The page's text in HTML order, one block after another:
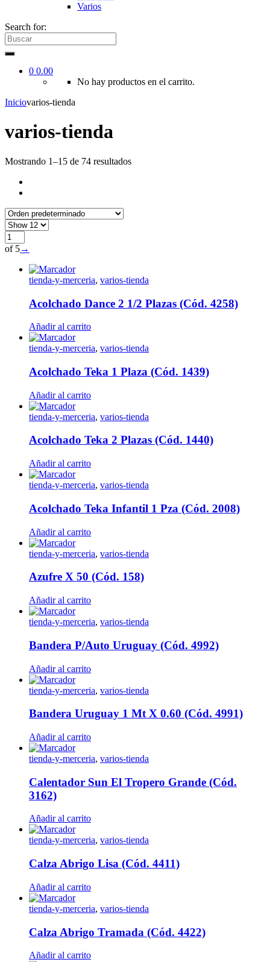
Varios
Search for:
0 0.00
No hay productos en el carrito.
Iniciovarios-tienda
varios-tienda
Mostrando 1–15 de 74 resultados
of 5→
tienda-y-merceria, varios-tienda
Acolchado Dance 2 1/2 Plazas (Cód. 4258)
Añadir al carrito
tienda-y-merceria, varios-tienda
Acolchado Teka 1 Plaza (Cód. 1439)
Añadir al carrito
tienda-y-merceria, varios-tienda
Acolchado Teka 2 Plazas (Cód. 1440)
Añadir al carrito
tienda-y-merceria, varios-tienda
Acolchado Teka Infantil 1 Pza (Cód. 2008)
Añadir al carrito
tienda-y-merceria, varios-tienda
Azufre X 50 (Cód. 158)
Añadir al carrito
tienda-y-merceria, varios-tienda
Bandera P/Auto Uruguay (Cód. 4992)
Añadir al carrito
tienda-y-merceria, varios-tienda
Bandera Uruguay 1 Mt X 0.60 (Cód. 4991)
Añadir al carrito
tienda-y-merceria, varios-tienda
Calentador Sun El Tropero Grande (Cód.
3162)
Añadir al carrito
tienda-y-merceria, varios-tienda
Calza Abrigo Lisa (Cód. 4411)
Añadir al carrito
tienda-y-merceria, varios-tienda
Calza Abrigo Tramada (Cód. 4422)
Añadir al carrito